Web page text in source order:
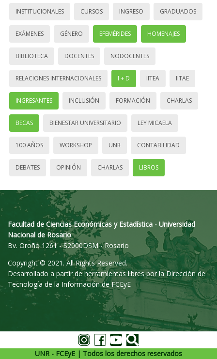
INSTITUCIONALES CURSOS INGRESO GRADUADOS
EXÁMENES GÉNERO EFEMÉRIDES HOMENAJES
BIBLIOTECA DOCENTES NODOCENTES
RELACIONES INTERNACIONALES I + D IITEA IITAE
INGRESANTES INCLUSIÓN FORMACIÓN CHARLAS
BECAS BIENESTAR UNIVERSITARIO LEY MICAELA
100 AÑOS WORKSHOP UNR CONTABILIDAD
DEBATES OPINIÓN CHARLAS LIBROS
Facultad de Ciencias Económicas y Estadística - Universidad
Nacional de Rosario
Bv. Oroño 1261 - S2000DSM - Rosario
Copyright © 2021. All Rights Reserved.
Desarrollado a partir de herramientas libres por la Dirección de
Tecnología de la Información de FCEyE
UNR - FCEyE | Todos los derechos reservados